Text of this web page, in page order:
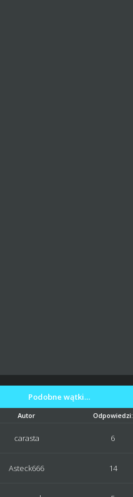
Podobne wątki…
Autor Odpowiedzi:
carasta 6
Asteck666 14